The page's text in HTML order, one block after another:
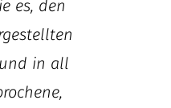
es, den
in all